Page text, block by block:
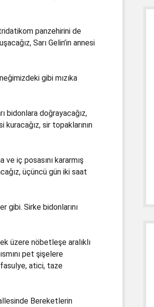
panzehirini de
Sarı Gelin’in annesi
gibi mızıka
bidonlara doğrayacağız,
kuracağız, sir topaklarının
ve iç posasını kararmış
üçüncü gün iki saat
gibi. Sirke bidonlarını
üzere nöbetleşe aralıklı
pet şişelere
fasulye, atici, taze
Bereketlerin